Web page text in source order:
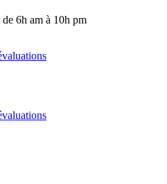
6h am à 10h pm